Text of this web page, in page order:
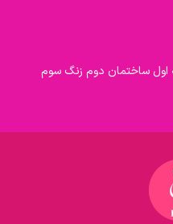
اول ساختمان دوم زنگ سوم